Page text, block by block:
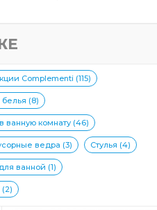
Complementi (115)
(8)
ванную комнату (46)
ведра (3) Стулья (4)
ванной (1)